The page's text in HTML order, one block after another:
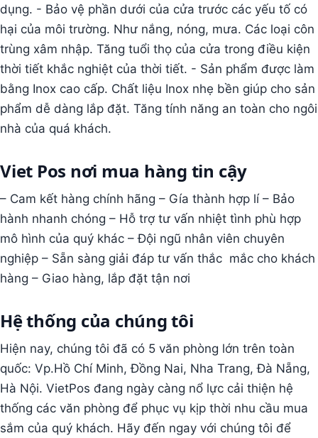
dụng. - Bảo vệ phần dưới của cửa trước các yếu tố có
hại của môi trường. Như nắng, nóng, mưa. Các loại côn
trùng xâm nhập. Tăng tuổi thọ của cửa trong điều kiện
thời tiết khắc nghiệt của thời tiết. - Sản phẩm được làm
bằng Inox cao cấp. Chất liệu Inox nhẹ bền giúp cho sản
phẩm dễ dàng lắp đặt. Tăng tính năng an toàn cho ngôi
nhà của quá khách.
Viet Pos nơi mua hàng tin cậy
– Cam kết hàng chính hãng – Gía thành hợp lí – Bảo
hành nhanh chóng – Hỗ trợ tư vấn nhiệt tình phù hợp
mô hình của quý khác – Đội ngũ nhân viên chuyên
nghiệp – Sẵn sàng giải đáp tư vấn thắc mắc cho khách
hàng – Giao hàng, lắp đặt tận nơi
Hệ thống của chúng tôi
Hiện nay, chúng tôi đã có 5 văn phòng lớn trên toàn
quốc: Vp.Hồ Chí Minh, Đồng Nai, Nha Trang, Đà Nẵng,
Hà Nội. VietPos đang ngày càng nổ lực cải thiện hệ
thống các văn phòng để phục vụ kịp thời nhu cầu mua
sắm của quý khách. Hãy đến ngay với chúng tôi để